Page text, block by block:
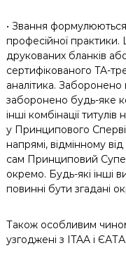
• Звання формулюються
професійної практики.
друкованих бланків
сертифікованого TA-
аналітика. Заборонено
заборонено будь-яке
інші комбінації
у Принципового
напрямі, відмінному
сам Принциповий
окремо. Будь-які інші
повинні бути згадані
Також особливим
узгоджені з ITAA і ЄАТА.